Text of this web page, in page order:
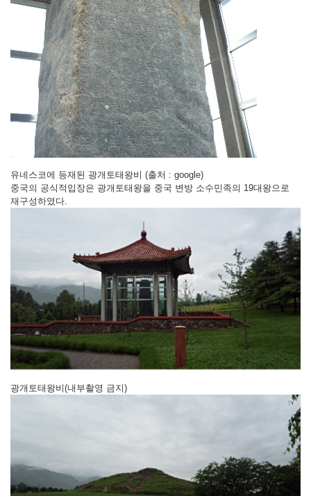
유네스코에 등재된 광개토태왕비 (출처 : google)
중국의 공식적입장은 광개토태왕을 중국 변방 소수민족의 19대왕으로
재구성하였다.
광개토태왕비(내부촬영 금지)